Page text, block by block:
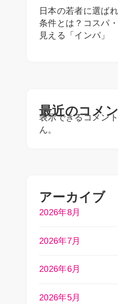
日本の若者に選ば
条件とは？コスパ
見える「インパ」
最近のコメ
表示できるコメン
ん。
アーカイブ
2026年8月
2026年7月
2026年6月
2026年5月